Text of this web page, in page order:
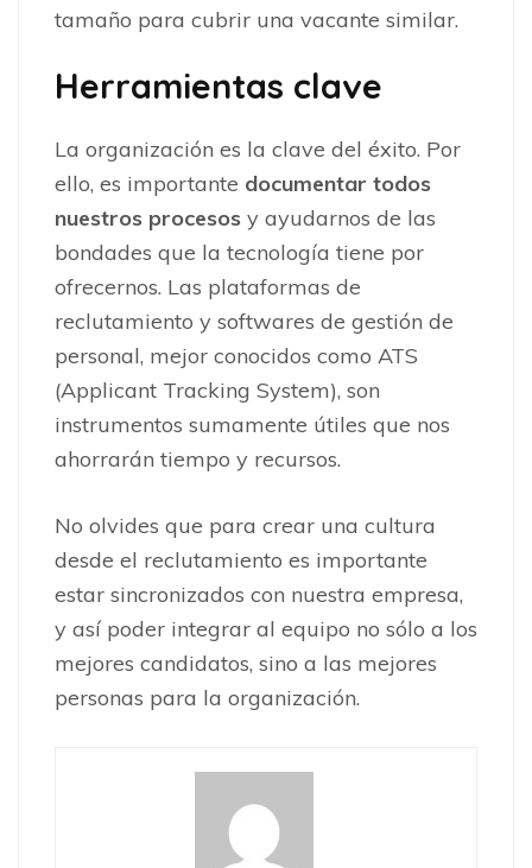
tamaño para cubrir una vacante similar.
Herramientas clave
La organización es la clave del éxito. Por
ello, es importante documentar todos
nuestros procesos y ayudarnos de las
bondades que la tecnología tiene por
ofrecernos. Las plataformas de
reclutamiento y softwares de gestión de
personal, mejor conocidos como ATS
(Applicant Tracking System), son
instrumentos sumamente útiles que nos
ahorrarán tiempo y recursos.
No olvides que para crear una cultura
desde el reclutamiento es importante
estar sincronizados con nuestra empresa,
y así poder integrar al equipo no sólo a los
mejores candidatos, sino a las mejores
personas para la organización.